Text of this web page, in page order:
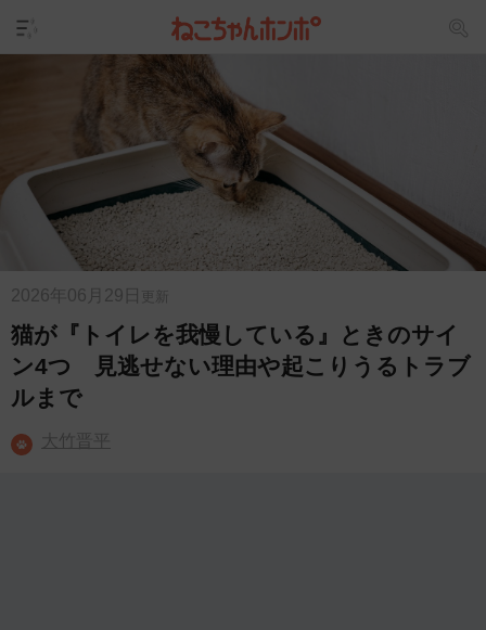
2026年06月29日 更新
猫が『トイレを我慢している』ときのサイ
ン4つ 見逃せない理由や起こりうるトラブ
ルまで
大竹晋平